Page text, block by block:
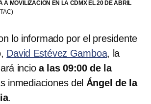
A MOVILIZACIÓN EN LA CDMX EL 20 DE ABRIL
lo informado por el presidente
David Estévez Gamboa, la
incioa las 09:00 de la
inmediaciones del Ángel de la
.